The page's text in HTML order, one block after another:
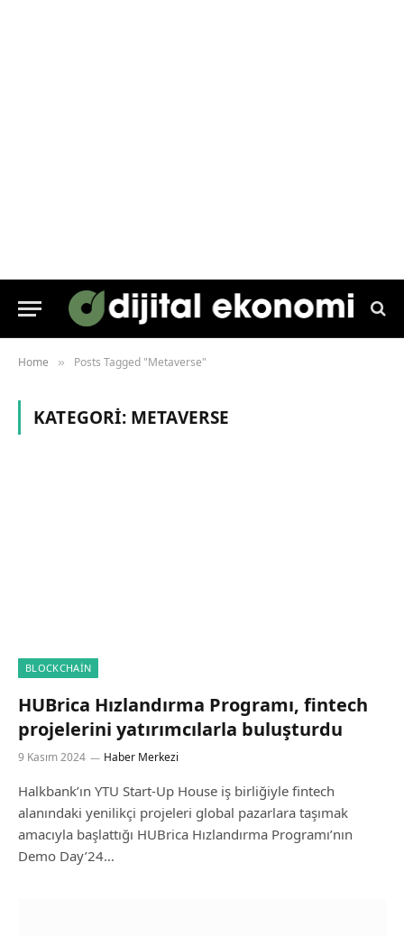
Home » Posts Tagged "Metaverse"
KATEGORI: METAVERSE
BLOCKCHAIN
HUBrica Hızlandırma Programı, fintech
projelerini yatırımcılarla buluşturdu
9 Kasım 2024 Haber Merkezi
Halkbank’ın YTU Start-Up House iş birliğiyle fintech
alanındaki yenilikçi projeleri global pazarlara taşımak
amacıyla başlattığı HUBrica Hızlandırma Programı’nın
Demo Day’24…